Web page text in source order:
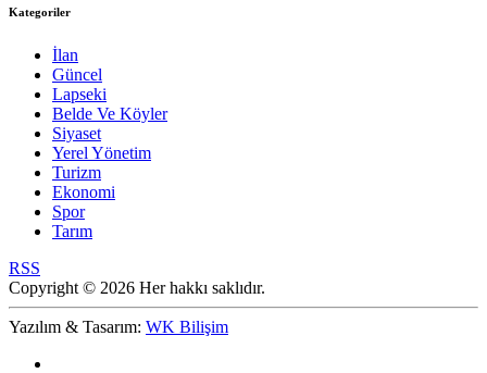
Kategoriler
İlan
Güncel
Lapseki
Belde Ve Köyler
Siyaset
Yerel Yönetim
Turizm
Ekonomi
Spor
Tarım
RSS
Copyright © 2026 Her hakkı saklıdır.
Yazılım & Tasarım: WK Bilişim